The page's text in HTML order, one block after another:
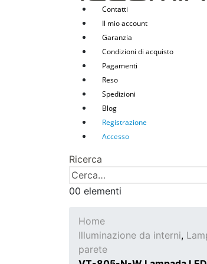
Contatti
Il mio account
Garanzia
Condizioni di acquisto
Pagamenti
Reso
Spedizioni
Blog
Registrazione
Accesso
Ricerca
00 elementi
Home
Illuminazione da interni,
parete